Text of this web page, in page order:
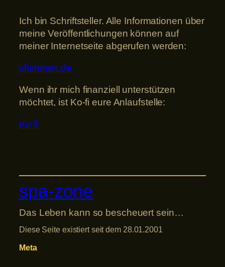
Ich bin Schriftsteller. Alle Informationen über
meine Veröffentlichungen können auf
meiner Internetseite abgerufen werden:
shimmen.de
Wenn ihr mich finanziell unterstützen
möchtet, ist Ko-fi eure Anlaufstelle:
Ko-fi
spa-zone
Das Leben kann so bescheuert sein…
Diese Seite existiert seit dem 28.01.2001
Meta